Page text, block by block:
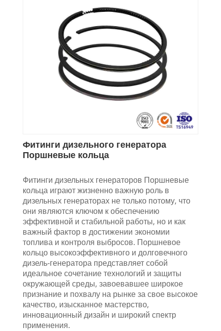
Фитинги дизельного генератора
Поршневые кольца
Фитинги дизельных генераторов Поршневые
кольца играют жизненно важную роль в
дизельных генераторах не только потому, что
они являются ключом к обеспечению
эффективной и стабильной работы, но и как
важный фактор в достижении экономии
топлива и контроля выбросов. Поршневое
кольцо высокоэффективного и долговечного
дизель-генератора представляет собой
идеальное сочетание технологий и защиты
окружающей среды, завоевавшее широкое
признание и похвалу на рынке за свое высокое
качество, изысканное мастерство,
инновационный дизайн и широкий спектр
применения.